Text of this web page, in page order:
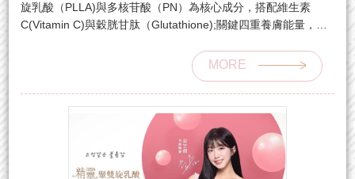
旋乳酸（PLLA)與多核苷酸（PN）為核心成分，搭配維生素
C(Vitamin C)與穀胱甘肽（Glutathione);關鍵四重養膚能量，為
MORE